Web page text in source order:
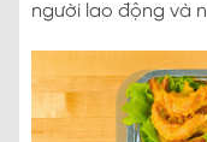
người lao động và